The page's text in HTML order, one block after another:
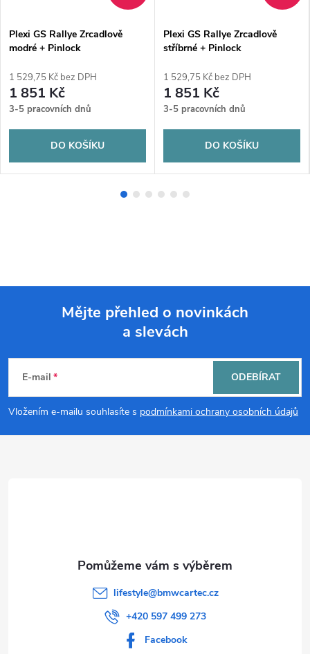
Plexi GS Rallye Zrcadlově
modré + Pinlock
1 529,75 Kč bez DPH
1 851 Kč
3-5 pracovních dnů
DO KOŠÍKU
Plexi GS Rallye Zrcadlově
stříbrné + Pinlock
1 529,75 Kč bez DPH
1 851 Kč
3-5 pracovních dnů
DO KOŠÍKU
p
a
Mějte přehled o novinkách
a slevách
E-mail
Vložením e-mailu souhlasíte s podmínkami ochrany osobních údajů
ODEBÍRAT
lifestyle@bmwcartec.cz
+420 597 499 273
Facebook